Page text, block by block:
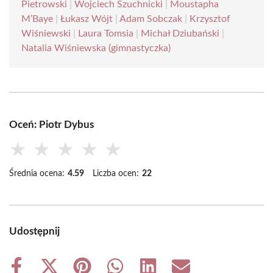
Pietrowski Wojciech Szuchnicki
Moustapha
M’Baye
Łukasz Wójt Adam Sobczak
Krzysztof
Wiśniewski
Laura Tomsia Michał Dziubański
Natalia Wiśniewska (gimnastyczka)
Oceń: Piotr Dybus
★ ★ ★ ★ ★
Średnia ocena: 4.59 Liczba ocen: 22
Udostępnij
Share
Share
Share
Share
Share
Share